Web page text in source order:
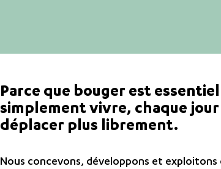
Parce que bouger est
simplement vivre, chaque
déplacer plus librement.
Nous concevons, développons et